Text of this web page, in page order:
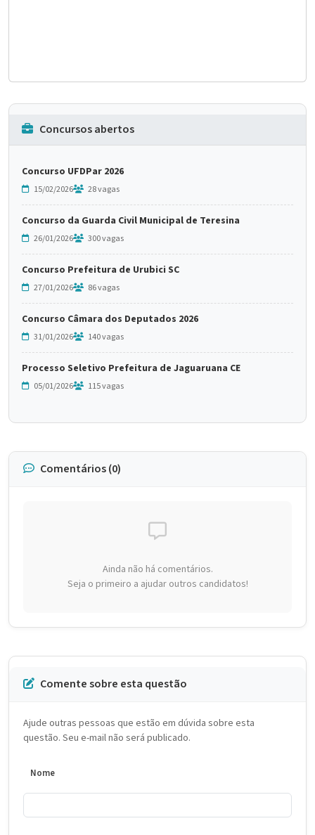
Concursos abertos
Concurso UFDPar 2026
15/02/2026 28 vagas
Concurso da Guarda Civil Municipal de Teresina
26/01/2026 300 vagas
Concurso Prefeitura de Urubici SC
27/01/2026 86 vagas
Concurso Câmara dos Deputados 2026
31/01/2026 140 vagas
Processo Seletivo Prefeitura de Jaguaruana CE
05/01/2026 115 vagas
Comentários (0)
Ainda não há comentários.
Seja o primeiro a ajudar outros candidatos!
Comente sobre esta questão
Ajude outras pessoas que estão em dúvida sobre esta
questão. Seu e-mail não será publicado.
Nome